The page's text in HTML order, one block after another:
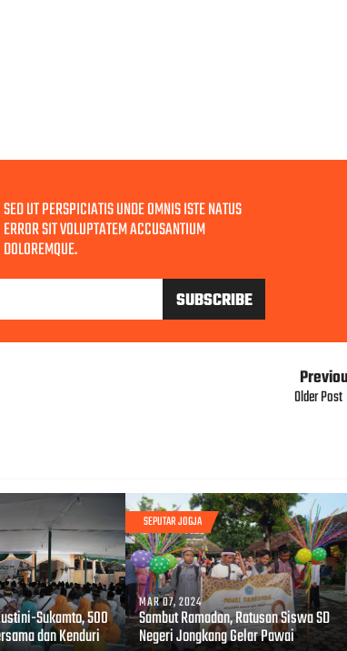
SED UT PERSPICIATIS UNDE OMNIS ISTE NATUS
ERROR SIT VOLUPTATEM ACCUSANTIUM
DOLOREMQUE.
Older Post
Sukamto, 500
dan Kenduri
SEPUTAR JOGJA
MAR 07, 2024
Sambut Ramadan, Ratusan Siswa SD
Negeri Jongkang Gelar Pawai